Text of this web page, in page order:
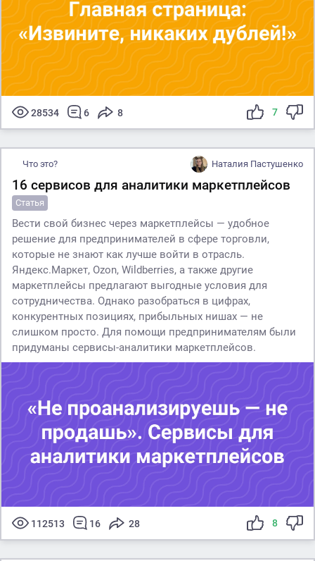
28534 6 8 7
Что это? Наталия Пастушенко
16 сервисов для аналитики маркетплейсов
Статья
Вести свой бизнес через маркетплейсы — удобное
решение для предпринимателей в сфере торговли,
которые не знают как лучше войти в отрасль.
Яндекс.Маркет, Ozon, Wildberries, а также другие
маркетплейсы предлагают выгодные условия для
сотрудничества. Однако разобраться в цифрах,
конкурентных позициях, прибыльных нишах — не
слишком просто. Для помощи предпринимателям были
придуманы сервисы-аналитики маркетплейсов.
112513 16 28 8